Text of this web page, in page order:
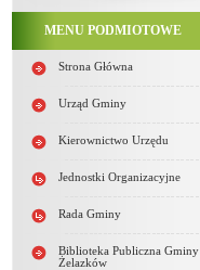
MENU PODMIOTOWE
Strona Główna
Urząd Gminy
Kierownictwo Urzędu
Jednostki Organizacyjne
Rada Gminy
Biblioteka Publiczna Gminy
Żelazków